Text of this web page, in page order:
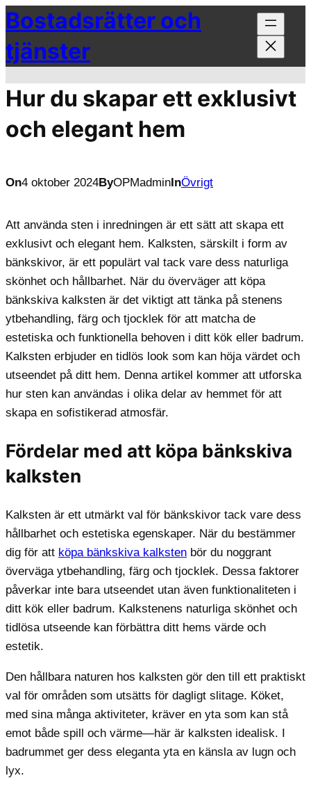
Hoppa
till
innehåll
Bostadsrätter och
tjänster
Hur du skapar ett exklusivt
och elegant hem
On4 oktober 2024ByOPMadminInÖvrigt
Att använda sten i inredningen är ett sätt att skapa ett
exklusivt och elegant hem. Kalksten, särskilt i form av
bänkskivor, är ett populärt val tack vare dess naturliga
skönhet och hållbarhet. När du överväger att köpa
bänkskiva kalksten är det viktigt att tänka på stenens
ytbehandling, färg och tjocklek för att matcha de
estetiska och funktionella behoven i ditt kök eller badrum.
Kalksten erbjuder en tidlös look som kan höja värdet och
utseendet på ditt hem. Denna artikel kommer att utforska
hur sten kan användas i olika delar av hemmet för att
skapa en sofistikerad atmosfär.
Fördelar med att köpa bänkskiva
kalksten
Kalksten är ett utmärkt val för bänkskivor tack vare dess
hållbarhet och estetiska egenskaper. När du bestämmer
dig för att köpa bänkskiva kalksten bör du noggrant
överväga ytbehandling, färg och tjocklek. Dessa faktorer
påverkar inte bara utseendet utan även funktionaliteten i
ditt kök eller badrum. Kalkstenens naturliga skönhet och
tidlösa utseende kan förbättra ditt hems värde och
estetik.
Den hållbara naturen hos kalksten gör den till ett praktiskt
val för områden som utsätts för dagligt slitage. Köket,
med sina många aktiviteter, kräver en yta som kan stå
emot både spill och värme—här är kalksten idealisk. I
badrummet ger dess eleganta yta en känsla av lugn och
lyx.